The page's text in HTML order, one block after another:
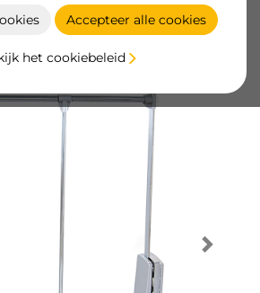
Accepteer alle cookies
het cookiebeleid